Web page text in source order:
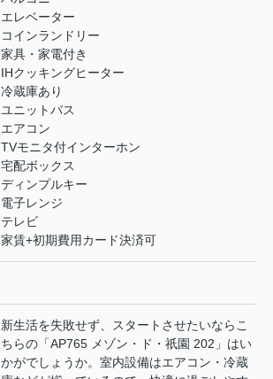
エレベーター
コインランドリー
家具・家電付き
IHクッキングヒーター
冷蔵庫あり
ユニットバス
エアコン
TVモニタ付インターホン
宅配ボックス
ディンプルキー
電子レンジ
テレビ
家賃+初期費用カード決済可
新生活を失敗せず、スタートさせたいならこ
ちらの「AP765 メゾン・ド・祇園 202」はい
かがでしょうか。室内設備はエアコン・冷蔵